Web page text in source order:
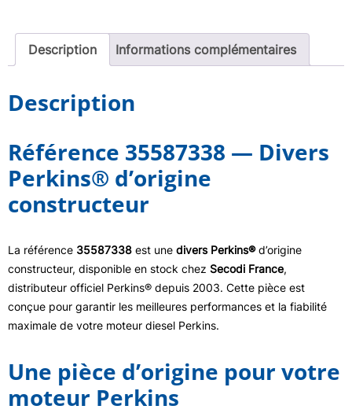
Description Informations complémentaires
Description
Référence 35587338 — Divers
Perkins® d’origine
constructeur
La référence 35587338 est une divers Perkins®d’origine
constructeur, disponible en stock chez Secodi France,
distributeur officiel Perkins® depuis 2003. Cette pièce est
conçue pour garantir les meilleures performances et la fiabilité
maximale de votre moteur diesel Perkins.
Une pièce d’origine pour votre
moteur Perkins